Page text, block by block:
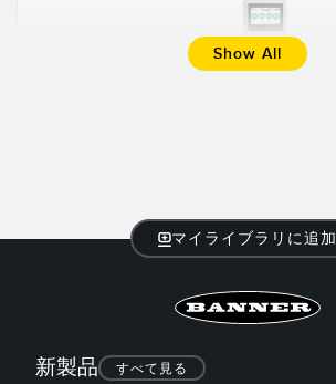
Show All
マイライブラリに追加
新製品 すべて見る